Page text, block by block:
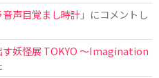
音声目覚まし時計」にコメントし
す妖怪展 TOKYO 〜Imagination